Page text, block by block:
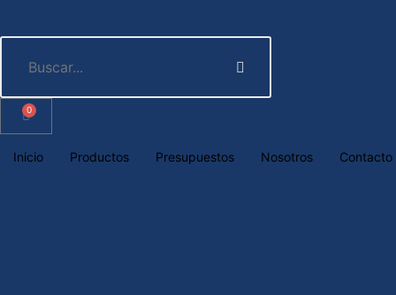
0
Inicio Productos Presupuestos Nosotros Contacto